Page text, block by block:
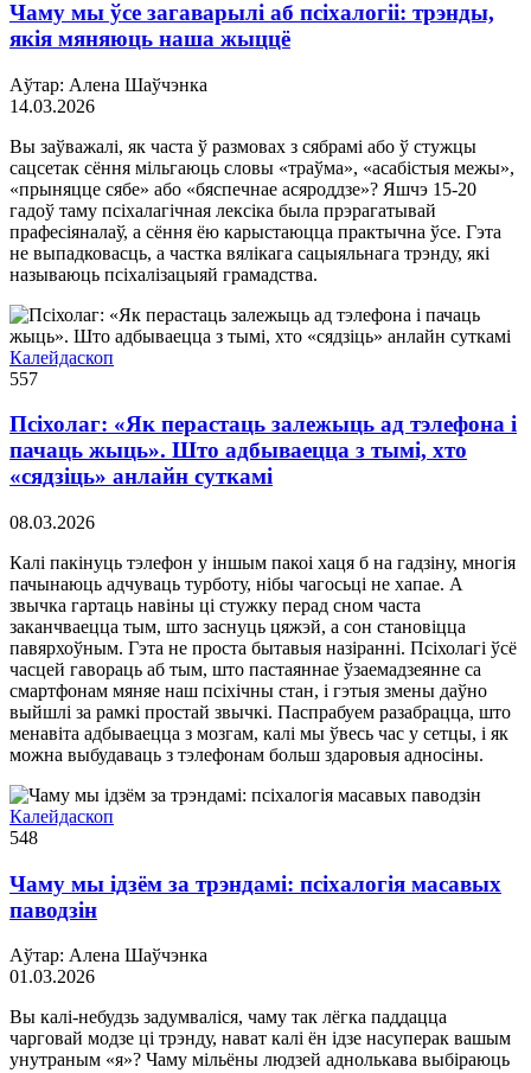
Чаму мы ўсе загаварылі аб псіхалогіі: трэнды,
якія мяняюць наша жыццё
Аўтар: Алена Шаўчэнка
14.03.2026
Вы заўважалі, як часта ў размовах з сябрамі або ў стужцы
сацсетак сёння мільгаюць словы «траўма», «асабістыя межы»,
«прыняцце сябе» або «бяспечнае асяроддзе»? Яшчэ 15-20
гадоў таму псіхалагічная лексіка была прэрагатывай
прафесіяналаў, а сёння ёю карыстаюцца практычна ўсе. Гэта
не выпадковасць, а частка вялікага сацыяльнага трэнду, які
называюць псіхалізацыяй грамадства.
Калейдаскоп
557
Псіхолаг: «Як перастаць залежыць ад тэлефона і
пачаць жыць». Што адбываецца з тымі, хто
«сядзіць» анлайн суткамі
08.03.2026
Калі пакінуць тэлефон у іншым пакоі хаця б на гадзіну, многія
пачынаюць адчуваць турботу, нібы чагосьці не хапае. А
звычка гартаць навіны ці стужку перад сном часта
заканчваецца тым, што заснуць цяжэй, а сон становіцца
павярхоўным. Гэта не проста бытавыя назіранні. Псіхолагі ўсё
часцей гавораць аб тым, што пастаяннае ўзаемадзеянне са
смартфонам мяняе наш псіхічны стан, і гэтыя змены даўно
выйшлі за рамкі простай звычкі. Паспрабуем разабрацца, што
менавіта адбываецца з мозгам, калі мы ўвесь час у сетцы, і як
можна выбудаваць з тэлефонам больш здаровыя адносіны.
Калейдаскоп
548
Чаму мы ідзём за трэндамі: псіхалогія масавых
паводзін
Аўтар: Алена Шаўчэнка
01.03.2026
Вы калі-небудзь задумваліся, чаму так лёгка паддацца
чарговай модзе ці трэнду, нават калі ён ідзе насуперак вашым
унутраным «я»? Чаму мільёны людзей аднолькава выбіраюць